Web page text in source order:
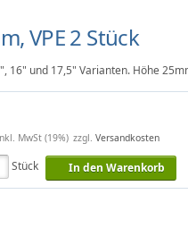
VPE 2 Stück
16" und 17,5" Varianten. Höhe
MwSt (19%) zzgl. Versandkosten
Stück In den Warenkorb